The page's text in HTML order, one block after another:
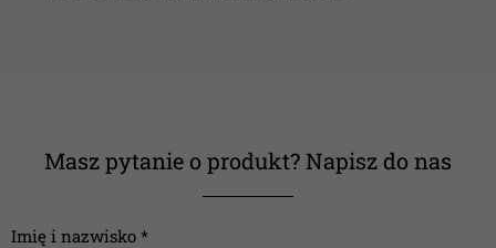
Masz pytanie o produkt? Napisz do nas
Imię i nazwisko *